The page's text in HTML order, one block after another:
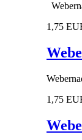
1,75
1,75